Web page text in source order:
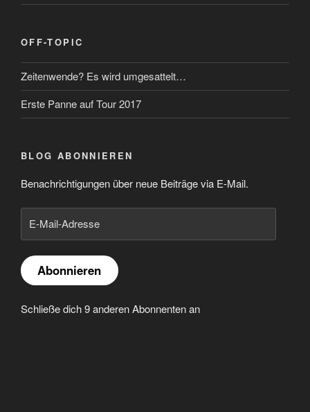
OFF-TOPIC
Zeitenwende? Es wird umgesattelt…
Erste Panne auf Tour 2017
BLOG ABONNIEREN
Benachrichtigungen über neue Beiträge via E-Mail.
Mail-
Abonnieren
Schließe dich 9 anderen Abonnenten an